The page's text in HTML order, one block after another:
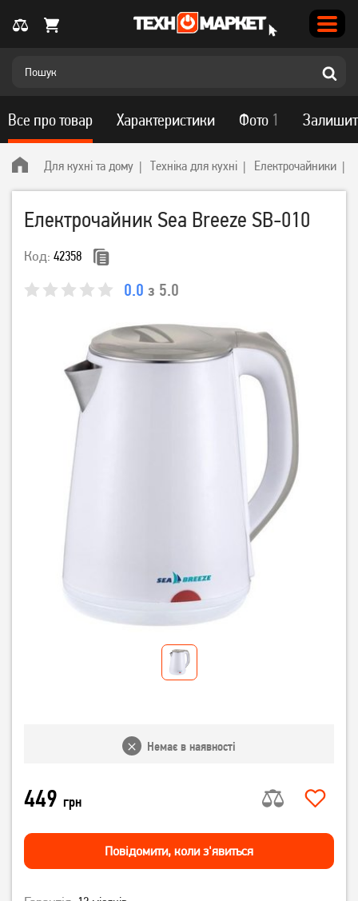
Для кухні та дому Техніка для кухні Електрочайники
Електрочайник Sea Breeze SB-010
Код: 42358
0.0 з 5.0
Все про товар Характеристики Фото 1
Немає в наявності
449 грн
Повiдомити, коли з'явиться